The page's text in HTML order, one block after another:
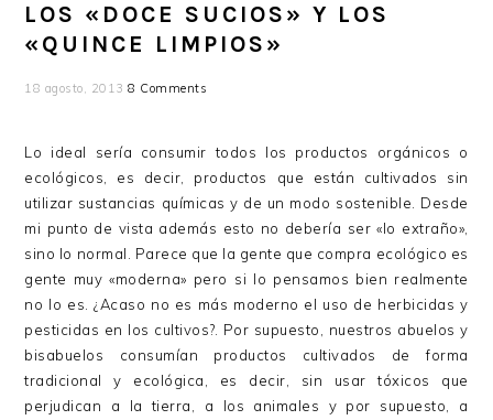
LOS «DOCE SUCIOS» Y LOS
«QUINCE LIMPIOS»
18 agosto, 2013 8 Comments
Lo ideal sería consumir todos los productos orgánicos o
ecológicos, es decir, productos que están cultivados sin
utilizar sustancias químicas y de un modo sostenible. Desde
mi punto de vista además esto no debería ser «lo extraño»,
sino lo normal. Parece que la gente que compra ecológico es
gente muy «moderna» pero si lo pensamos bien realmente
no lo es. ¿Acaso no es más moderno el uso de herbicidas y
pesticidas en los cultivos?. Por supuesto, nuestros abuelos y
bisabuelos consumían productos cultivados de forma
tradicional y ecológica, es decir, sin usar tóxicos que
perjudican a la tierra, a los animales y por supuesto, a